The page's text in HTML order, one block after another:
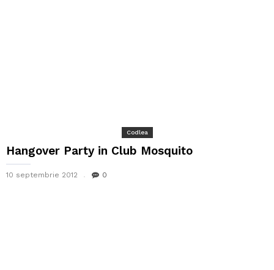
Codlea
Hangover Party in Club Mosquito
10 septembrie 2012 0